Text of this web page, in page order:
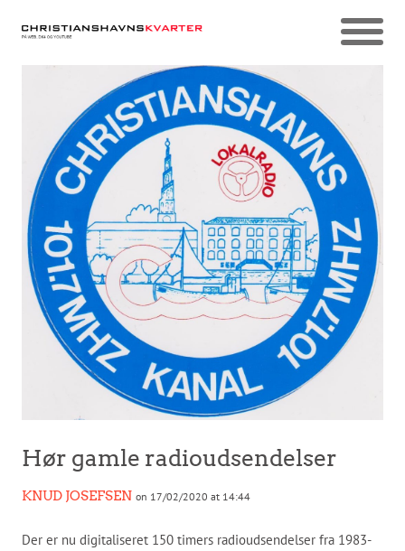
Hør gamle radioudsendelser
KNUD JOSEFSEN on 17/02/2020 at 14:44
Der er nu digitaliseret 150 timers radioudsendelser fra 1983-